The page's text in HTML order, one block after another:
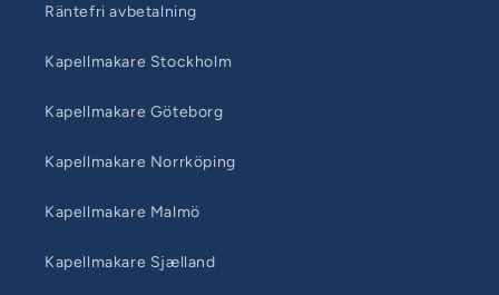
Räntefri avbetalning
Kapellmakare Stockholm
Kapellmakare Göteborg
Kapellmakare Norrköping
Kapellmakare Malmö
Kapellmakare Sjælland